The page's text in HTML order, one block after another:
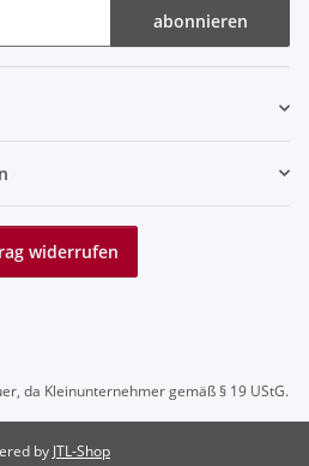
abonnieren
widerrufen
da Kleinunternehmer gemäß § 19 UStG.
by JTL-Shop